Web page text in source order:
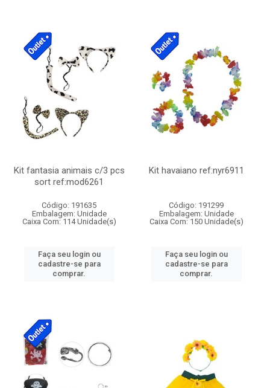
Kit fantasia animais c/3 pcs
sort ref:mod6261
Código: 191635
Embalagem: Unidade
Caixa Com: 114 Unidade(s)
Faça seu login ou
cadastre-se para
comprar.
Kit havaiano ref:nyr6911
Código: 191299
Embalagem: Unidade
Caixa Com: 150 Unidade(s)
Faça seu login ou
cadastre-se para
comprar.